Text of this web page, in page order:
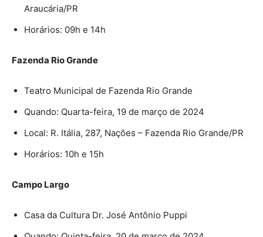
Araucária/PR
Horários: 09h e 14h
Fazenda Rio Grande
Teatro Municipal de Fazenda Rio Grande
Quando: Quarta-feira, 19 de março de 2024
Local: R. Itália, 287, Nações – Fazenda Rio Grande/PR
Horários: 10h e 15h
Campo Largo
Casa da Cultura Dr. José Antônio Puppi